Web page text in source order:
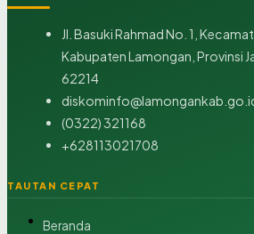
Jl. Basuki Rahmad No. 1,
Kabupaten Lamongan, Provinsi
62214
(0322) 321168
+628113021708
TAUTAN CEPAT
Beranda